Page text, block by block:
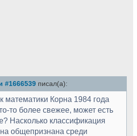
#1666539 писал(а):
математики Корна 1984 года
то более свежее, может есть
Насколько классификация
общепризнана среди